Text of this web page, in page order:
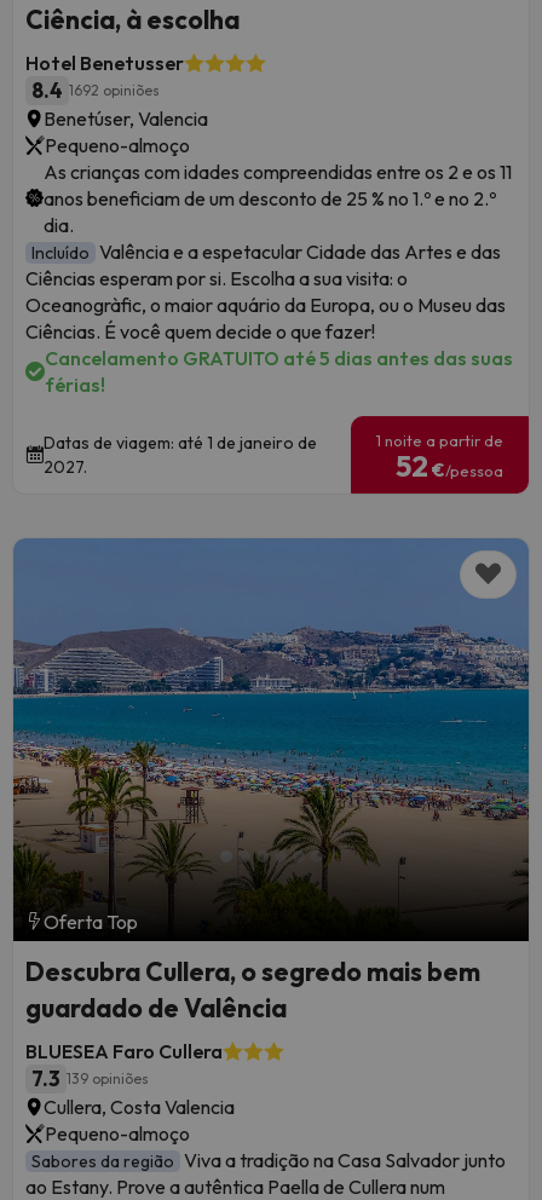
Ciência, à escolha
Hotel Benetusser
8.4 1692 opiniões
Benetúser, Valencia
Pequeno-almoço
As crianças com idades compreendidas entre os 2 e os 11
anos beneficiam de um desconto de 25 % no 1.º e no 2.º
dia.
Incluído Valência e a espetacular Cidade das Artes e das
Ciências esperam por si. Escolha a sua visita: o
Oceanogràfic, o maior aquário da Europa, ou o Museu das
Ciências. É você quem decide o que fazer!
Cancelamento GRATUITO até 5 dias antes das suas
férias!
Datas de viagem: até 1 de janeiro de
2027.
1 noite a partir de
52 €/pessoa
Oferta Top
Descubra Cullera, o segredo mais bem
guardado de Valência
BLUESEA Faro Cullera
7.3 139 opiniões
Cullera, Costa Valencia
Pequeno-almoço
Sabores da região Viva a tradição na Casa Salvador junto
ao Estany. Prove a autêntica Paella de Cullera num